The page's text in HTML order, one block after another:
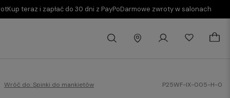
Kup teraz i zapłać do 30 dni z PayPoDarmowe zwroty w salonach
Wróć do:Spinki do mankietów P25WF-IX-005-H-0